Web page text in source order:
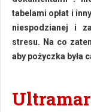
tabelami opłat i
niespodzianej i
stresu. Na co
aby pożyczka była